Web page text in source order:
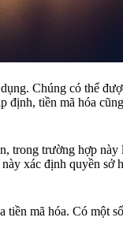
Chúng có thể
tiền mã hóa
trong trường hợp
xác định quyền
mã hóa. Có một